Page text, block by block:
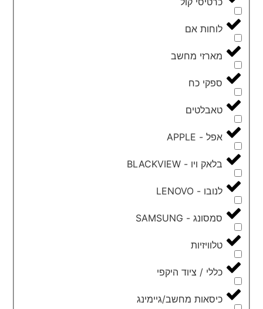
לוחות אם
מארזי מחשב
ספקי כח
טאבלטים
אפל - APPLE
בלאק ויו - BLACKVIEW
לנובו - LENOVO
סמסונג - SAMSUNG
טלוויזיות
כללי / ציוד היקפי
כיסאות מחשב/גיימינג